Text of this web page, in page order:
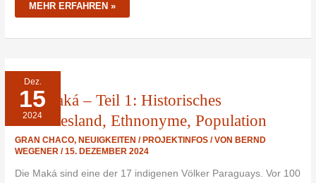
MEHR ERFAHREN »
Dez.
15
2024
Die Maká – Teil 1: Historisches
Stammesland, Ethnonyme, Population
GRAN CHACO,NEUIGKEITEN / PROJEKTINFOS / VONBERND
WEGENER/15. DEZEMBER 2024
Die Maká sind eine der 17 indigenen Völker Paraguays. Vor 100
DIE
MAKÁ
TEIL
1:
HISTORISCHES
STAMMESLAND,
POPULATION